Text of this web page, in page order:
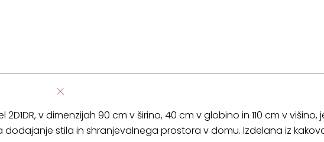
2D1DR, v dimenzijah 90 cm v širino, 40 cm v globino in 110 cm v
dodajanje stila in shranjevalnega prostora v domu. Izdelana iz